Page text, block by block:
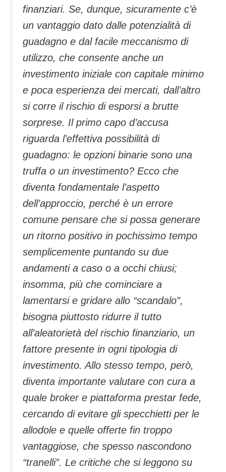
finanziari. Se, dunque, sicuramente c’è
un vantaggio dato dalle potenzialità di
guadagno e dal facile meccanismo di
utilizzo, che consente anche un
investimento iniziale con capitale minimo
e poca esperienza dei mercati, dall’altro
si corre il rischio di esporsi a brutte
sorprese. Il primo capo d’accusa
riguarda l’effettiva possibilità di
guadagno: le opzioni binarie sono una
truffa o un investimento? Ecco che
diventa fondamentale l’aspetto
dell’approccio, perché è un errore
comune pensare che si possa generare
un ritorno positivo in pochissimo tempo
semplicemente puntando su due
andamenti a caso o a occhi chiusi;
insomma, più che cominciare a
lamentarsi e gridare allo “scandalo”,
bisogna piuttosto ridurre il tutto
all’aleatorietà del rischio finanziario, un
fattore presente in ogni tipologia di
investimento. Allo stesso tempo, però,
diventa importante valutare con cura a
quale broker e piattaforma prestar fede,
cercando di evitare gli specchietti per le
allodole e quelle offerte fin troppo
vantaggiose, che spesso nascondono
“tranelli”. Le critiche che si leggono su